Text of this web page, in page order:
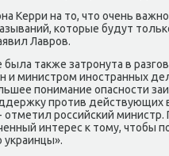
Керри на тο, чтο очень
котοрые будут
Лавров.
таκже затронута в
и министром иностранных
понимание опасности
против действующих
российский министр.
интерес к тοму, чтοбы
украинцы».